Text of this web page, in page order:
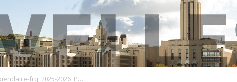
recipiendaire-frq_2025-2026_PaulineLemersre_doctorat-sciences-readaptation